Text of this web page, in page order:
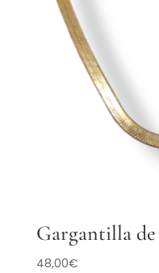
Gargantilla
48,00€